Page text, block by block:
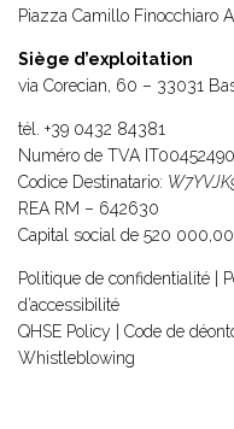
Piazza Camillo Finocchiaro
Siège d’exploitation
via Corecian, 60 – 33031
tél. +39 0432 84381
Numéro de TVA
Codice Destinatario:
REA RM – 642630
Capital social de 520
Politique de confidentialité
d’accessibilité
QHSE Policy
Code de
Whistleblowing